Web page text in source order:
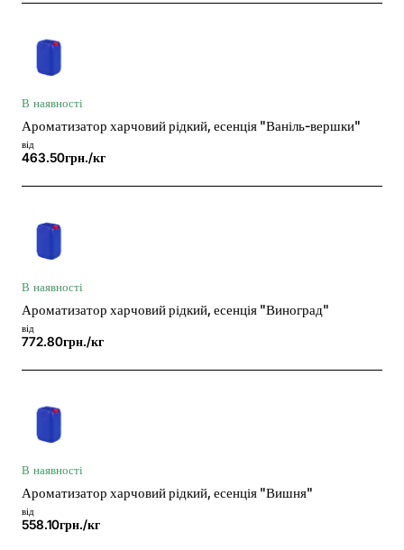
В наявності
Ароматизатор харчовий рідкий, есенція "Ваніль-вершки"
від
463.50грн./кг
В наявності
Ароматизатор харчовий рідкий, есенція "Виноград"
від
772.80грн./кг
В наявності
Ароматизатор харчовий рідкий, есенція "Вишня"
від
558.10грн./кг